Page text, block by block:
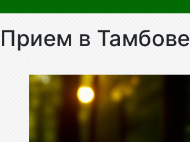
Прием в Тамбове